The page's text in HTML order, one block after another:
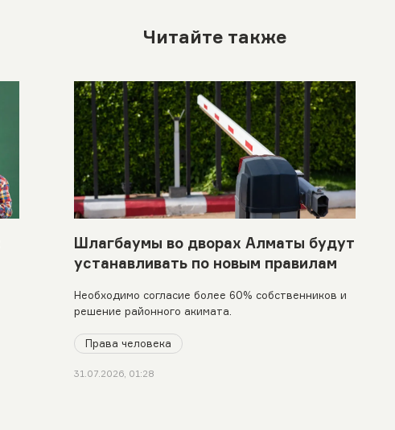
Читайте также
Шлагбаумы во дворах Алматы будут
устанавливать по новым правилам
Необходимо согласие более 60% собственников и
решение районного акимата.
Права человека
31.07.2026, 01:28